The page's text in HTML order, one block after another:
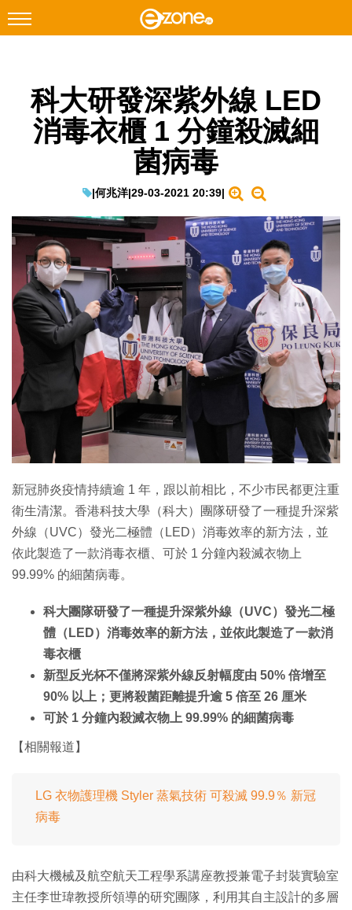
Facebook Instagram
科技焦點
教學評測
EduTech
IT Times
生成式AI與雲端應用
Enterprise Digital Transformation
特集
科大研發深紫外線 LED
消毒衣櫃 1 分鐘殺滅細
菌病毒
|何兆洋|29-03-2021 20:39|
新冠肺炎疫情持續逾 1 年，跟以前相比，不少巿民都更注重
衛生清潔。香港科技大學（科大）團隊研發了一種提升深紫
外線（UVC）發光二極體（LED）消毒效率的新方法，並
依此製造了一款消毒衣櫃、可於 1 分鐘內殺滅衣物上
99.99% 的細菌病毒。
科大團隊研發了一種提升深紫外線（UVC）發光二極
體（LED）消毒效率的新方法，並依此製造了一款消
毒衣櫃
新型反光杯不僅將深紫外線反射幅度由 50% 倍增至
90% 以上；更將殺菌距離提升逾 5 倍至 26 厘米
可於 1 分鐘內殺滅衣物上 99.99% 的細菌病毒
【相關報道】
LG 衣物護理機 Styler 蒸氣技術 可殺滅 99.9％ 新冠
病毒
由科大機械及航空航天工程學系講座教授兼電子封裝實驗室
主任李世瑋教授所領導的研究團隊，利用其自主設計的多層